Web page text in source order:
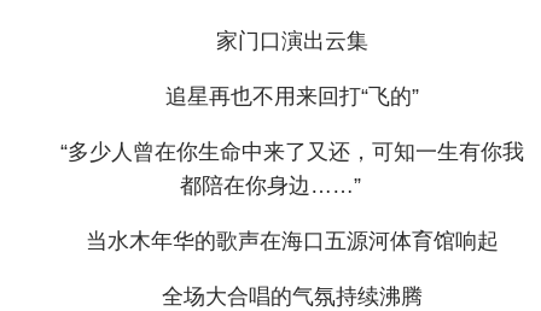
家门口演出云集
追星再也不用来回打“飞的”
“多少人曾在你生命中来了又还，可知一生有你我
都陪在你身边……”
当水木年华的歌声在海口五源河体育馆响起
全场大合唱的气氛持续沸腾